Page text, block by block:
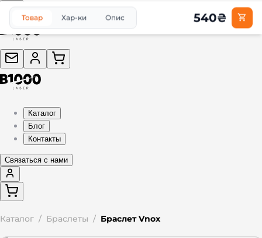
Каталог
Блог
Контакты
Связаться с нами
Каталог / Браслеты / Браслет Vnox
Товар Хар-ки Опис 540₴